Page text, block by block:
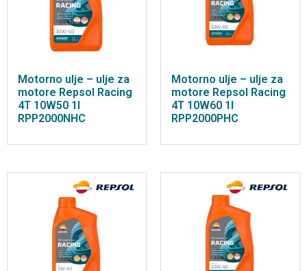
Motorno ulje – ulje za
motore Repsol Racing
4T 10W50 1l
RPP2000NHC
Motorno ulje – ulje za
motore Repsol Racing
4T 10W60 1l
RPP2000PHC